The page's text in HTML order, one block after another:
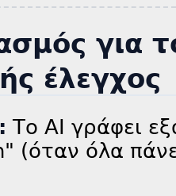
για
έλεγχος
Το AI γράφει
(όταν όλα